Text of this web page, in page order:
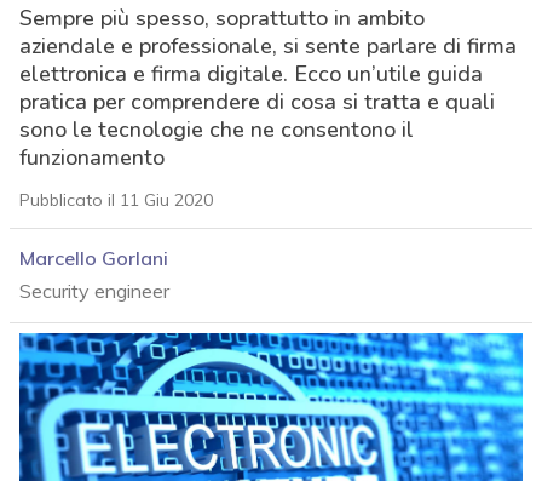
Sempre più spesso, soprattutto in ambito
aziendale e professionale, si sente parlare di firma
elettronica e firma digitale. Ecco un’utile guida
pratica per comprendere di cosa si tratta e quali
sono le tecnologie che ne consentono il
funzionamento
Pubblicato il 11 Giu 2020
Marcello Gorlani
Security engineer